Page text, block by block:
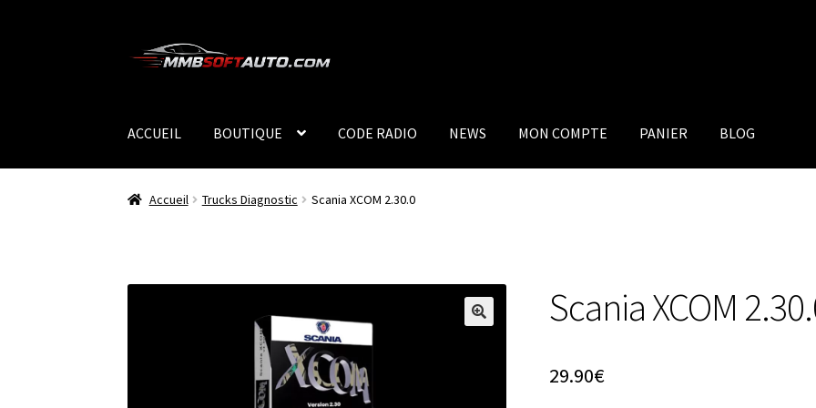
Aller
Aller
ACCUEIL BOUTIQUE CODE RADIO NEWS MON COMPTE PANIER BLOG
Accueil Trucks Diagnostic Scania XCOM 2.30.0
Scania XCOM
29.90€